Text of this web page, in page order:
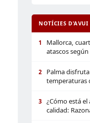
NOTÍCIES D'AVUI
1
Mallorca,
atascos
2
Palma
temperaturas
3
¿Cómo está
calidad: